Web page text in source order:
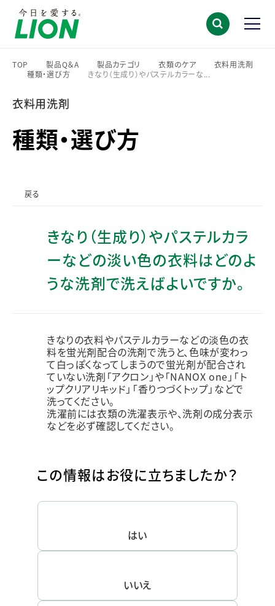
TOP
>
製品Q＆A
>
製品カテゴリ
>
衣類のケア
>
衣料用洗剤
種類・選び方
きなり（生成り）やパステルカラーな...
衣料用洗剤
種類・選び方
戻る
きなり（生成り）やパステルカラ
ーなどの淡い色の衣料はどのよ
うな洗剤で洗えばよいですか。
きなりの衣料やパステルカラーなどの淡色の衣
料を蛍光剤配合の洗剤で洗うと、色味が変わっ
て白っぽくなってしまうので蛍光剤が配合され
ていない洗剤「アクロン」や「NANOX one」「ト
ップクリアリキッド」「香りつづくトップ」などで
洗ってください。
洗濯前には衣類の洗濯表示や、洗剤の成分表示
などを必ず確認してください。
この情報はお役に立ちましたか？
はい
いいえ